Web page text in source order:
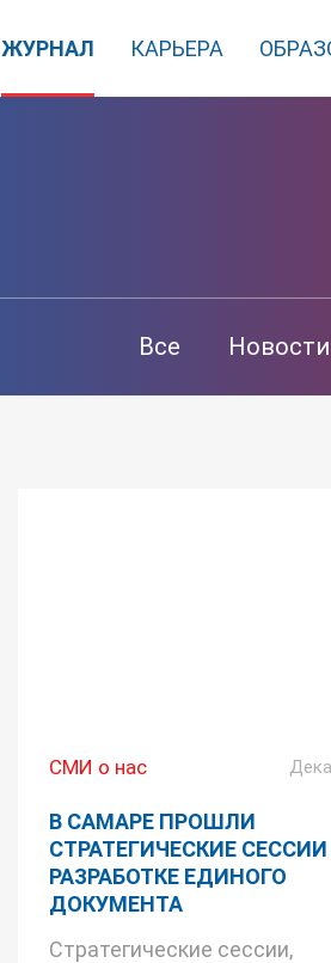
ЖУРНАЛ КАРЬЕРА
Все Новости
СМИ о нас
В САМАРЕ ПРОШЛИ
СТРАТЕГИЧЕСКИЕ
РАЗРАБОТКЕ ЕДИНОГО
ДОКУМЕНТА
Стратегические сессии,